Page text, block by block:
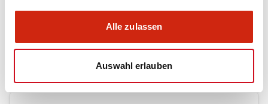
Alle zulassen
Auswahl erlauben
Kataloge & Broschüren